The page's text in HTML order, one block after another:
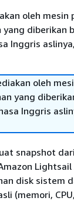
oleh mesin
diberikan
Inggris
oleh
yang
Inggris
snapshot
Lightsail
disk sistem
(memori,